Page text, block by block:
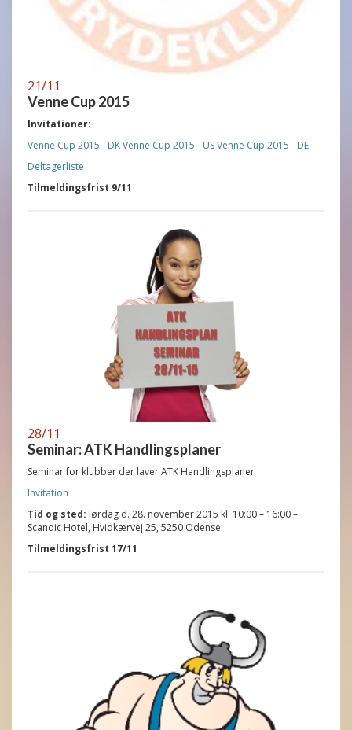
21/11
Venne Cup 2015
Invitationer:
Venne Cup 2015 - DKVenne Cup 2015 - USVenne Cup 2015 - DE
Deltagerliste
Tilmeldingsfrist 9/11
28/11
Seminar: ATK Handlingsplaner
Seminar for klubber der laver ATK Handlingsplaner
Invitation
Tid og sted: lørdag d. 28. november 2015 kl. 10:00 – 16:00 –
Scandic Hotel, Hvidkærvej 25, 5250 Odense.
Tilmeldingsfrist 17/11